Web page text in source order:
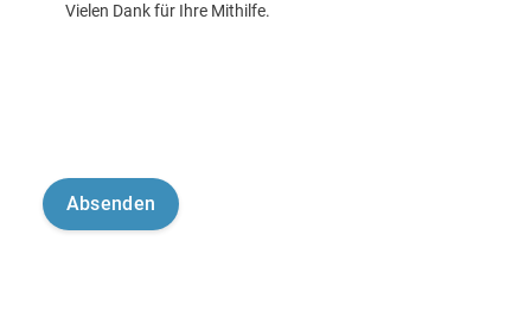
Vielen Dank für Ihre Mithilfe.